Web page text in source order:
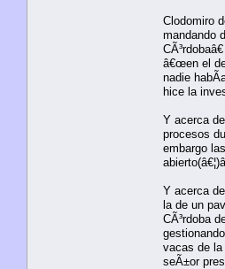
Clodomiro
mandando
CÃ³rdobaâ€
â€œen el
nadie
hice la
Y acerca
procesos
embargo
Y acerca
la de un
CÃ³rdoba
vacas de la
seÃ±or